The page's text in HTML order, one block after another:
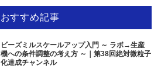
おすすめ記事
ビーズミルスケールアップ入門 ～ ラボ→生産
機への条件調整の考え方 ～｜第38回絶対微粒子
化達成チャンネル